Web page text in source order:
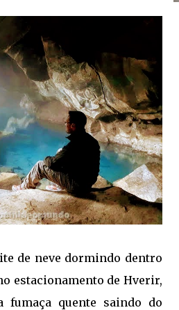
de neve dormindo dentro
estacionamento de Hverir,
fumaça quente saindo do